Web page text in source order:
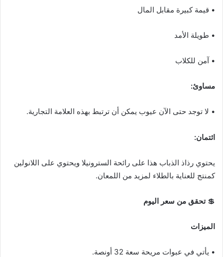
• قيمة كبيرة مقابل المال
• طويلة الأمد
• آمن للكلاب
مساوئ:
• لا توجد حتى الآن عيوب يمكن أن ترتبط بهذه العلامة التجارية.
ائتمان:
يحتوي رذاذ الذباب هذا على رائحة السترونيلا ويحتوي على اللانولين
كمنتج للعناية بالطلاء لمزيد من اللمعان.
💲تحقق من سعر اليوم
الميزات
• يأتي في عبوات مريحة سعة 32 أونصة.